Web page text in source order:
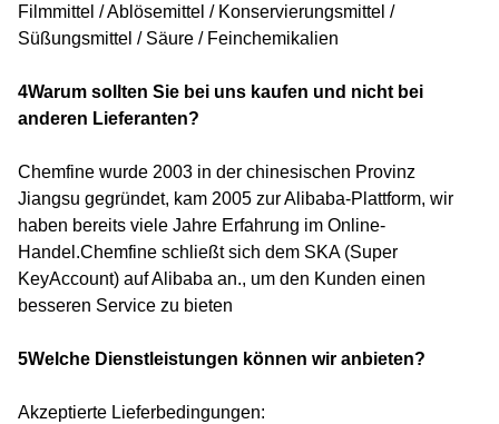
Filmmittel / Ablösemittel / Konservierungsmittel /
Süßungsmittel / Säure / Feinchemikalien
4Warum sollten Sie bei uns kaufen und nicht bei
anderen Lieferanten?
Chemfine wurde 2003 in der chinesischen Provinz
Jiangsu gegründet, kam 2005 zur Alibaba-Plattform, wir
haben bereits viele Jahre Erfahrung im Online-
Handel.Chemfine schließt sich dem SKA (Super
KeyAccount) auf Alibaba an., um den Kunden einen
besseren Service zu bieten
5Welche Dienstleistungen können wir anbieten?
Akzeptierte Lieferbedingungen: